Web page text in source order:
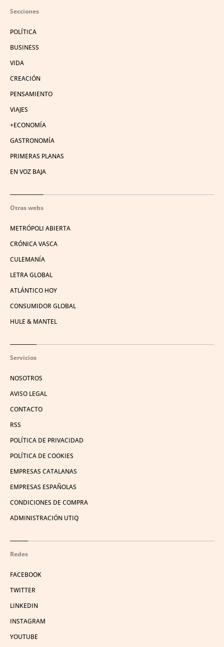
Secciones
POLÍTICA
BUSINESS
VIDA
CREACIÓN
PENSAMIENTO
VIAJES
+ECONOMÍA
GASTRONOMÍA
PRIMERAS PLANAS
EN VOZ BAJA
Otras webs
METRÓPOLI ABIERTA
CRÓNICA VASCA
CULEMANÍA
LETRA GLOBAL
ATLÁNTICO HOY
CONSUMIDOR GLOBAL
HULE & MANTEL
Servicios
NOSOTROS
AVISO LEGAL
CONTACTO
RSS
POLÍTICA DE PRIVACIDAD
POLÍTICA DE COOKIES
EMPRESAS CATALANAS
EMPRESAS ESPAÑOLAS
CONDICIONES DE COMPRA
ADMINISTRACIÓN UTIQ
Redes
FACEBOOK
TWITTER
LINKEDIN
INSTAGRAM
YOUTUBE